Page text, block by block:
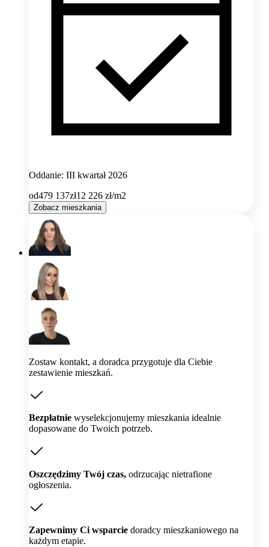
Oddanie: III kwartał 2026
od479 137zł12 226 zł/m2
Zobacz mieszkania
Zostaw kontakt, a doradca przygotuje dla Ciebie
zestawienie mieszkań.
Bezpłatnie wyselekcjonujemy mieszkania idealnie
dopasowane do Twoich potrzeb.
Oszczędzimy Twój czas, odrzucając nietrafione
ogłoszenia.
Zapewnimy Ci wsparcie doradcy mieszkaniowego na
każdym etapie.